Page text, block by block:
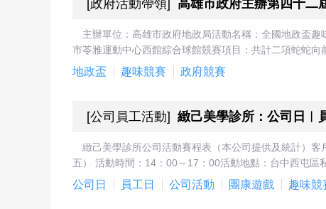
[政府活動帶領] 高雄市政府主辦第四十二
主辦單位：高雄市政府地政局活動名稱：全國地政盃
市苓雅運動中心西館綜合球館競賽項目：共計二項蛇蛇向
地政盃 趣味競賽 政府競賽
[公司員工活動] 緻己美學診所：公司日︱
緻己美學診所公司活動賽程表（本公司提供及統計）
五） 活動時間：14：00～17：00活動地點：台中西屯區
公司日 員工日 公司活動 團康遊戲 趣味競